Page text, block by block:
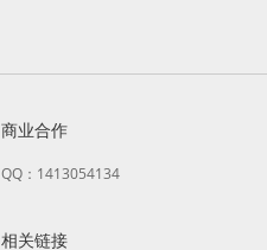
商业合作
QQ：1413054134
相关链接